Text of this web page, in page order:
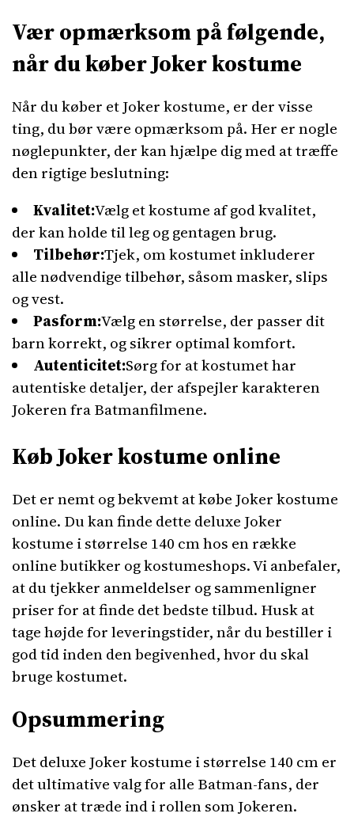
Vær opmærksom på følgende,
når du køber Joker kostume
Når du køber et Joker kostume, er der visse
ting, du bør være opmærksom på. Her er nogle
nøglepunkter, der kan hjælpe dig med at træffe
den rigtige beslutning:
Kvalitet:Vælg et kostume af god kvalitet,
der kan holde til leg og gentagen brug.
Tilbehør:Tjek, om kostumet inkluderer
alle nødvendige tilbehør, såsom masker, slips
og vest.
Pasform:Vælg en størrelse, der passer dit
barn korrekt, og sikrer optimal komfort.
Autenticitet:Sørg for at kostumet har
autentiske detaljer, der afspejler karakteren
Jokeren fra Batmanfilmene.
Køb Joker kostume online
Det er nemt og bekvemt at købe Joker kostume
online. Du kan finde dette deluxe Joker
kostume i størrelse 140 cm hos en række
online butikker og kostumeshops. Vi anbefaler,
at du tjekker anmeldelser og sammenligner
priser for at finde det bedste tilbud. Husk at
tage højde for leveringstider, når du bestiller i
god tid inden den begivenhed, hvor du skal
bruge kostumet.
Opsummering
Det deluxe Joker kostume i størrelse 140 cm er
det ultimative valg for alle Batman-fans, der
ønsker at træde ind i rollen som Jokeren.